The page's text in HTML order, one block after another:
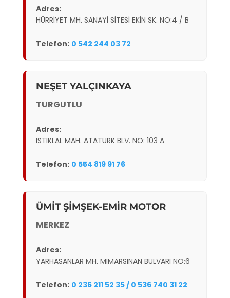
Adres:
HÜRRİYET MH. SANAYİ SİTESİ EKİN SK. NO:4 / B
Telefon: 0 542 244 03 72
NEŞET YALÇINKAYA
TURGUTLU
Adres:
ISTIKLAL MAH. ATATÜRK BLV. NO: 103 A
Telefon: 0 554 819 91 76
ÜMİT ŞİMŞEK-EMİR MOTOR
MERKEZ
Adres:
YARHASANLAR MH. MIMARSINAN BULVARI NO:6
Telefon: 0 236 211 52 35 / 0 536 740 31 22